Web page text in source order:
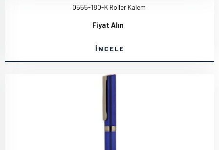
0555-180-K Roller Kalem
Fiyat Alın
İNCELE